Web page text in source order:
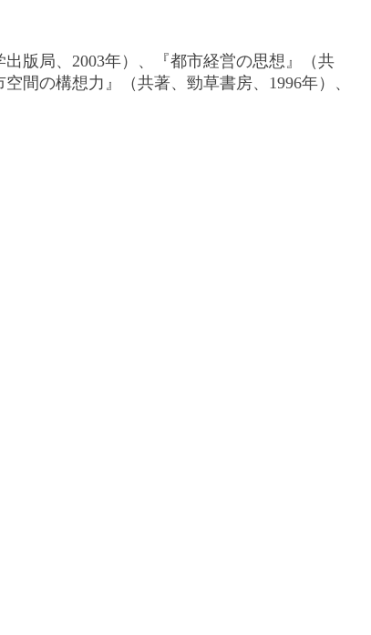
版局、2003年）、『都市経営の思想』（共
間の構想力』（共著、勁草書房、1996年）、